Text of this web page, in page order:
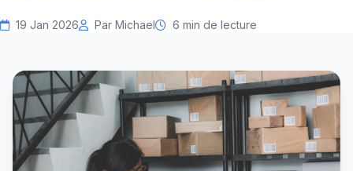
19 Jan 2026 Par Michael 6 min de lecture